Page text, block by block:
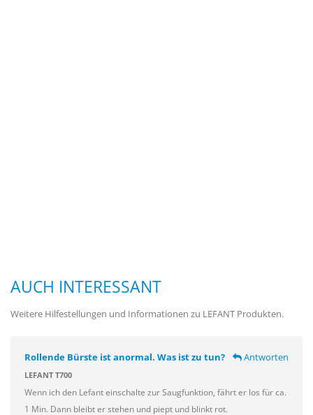
AUCH INTERESSANT
Weitere Hilfestellungen und Informationen zu LEFANT Produkten.
Rollende Bürste ist anormal. Was ist zu tun? Antworten
LEFANT T700
Wenn ich den Lefant einschalte zur Saugfunktion, fährt er los für ca.
1 Min. Dann bleibt er stehen und piept und blinkt rot.